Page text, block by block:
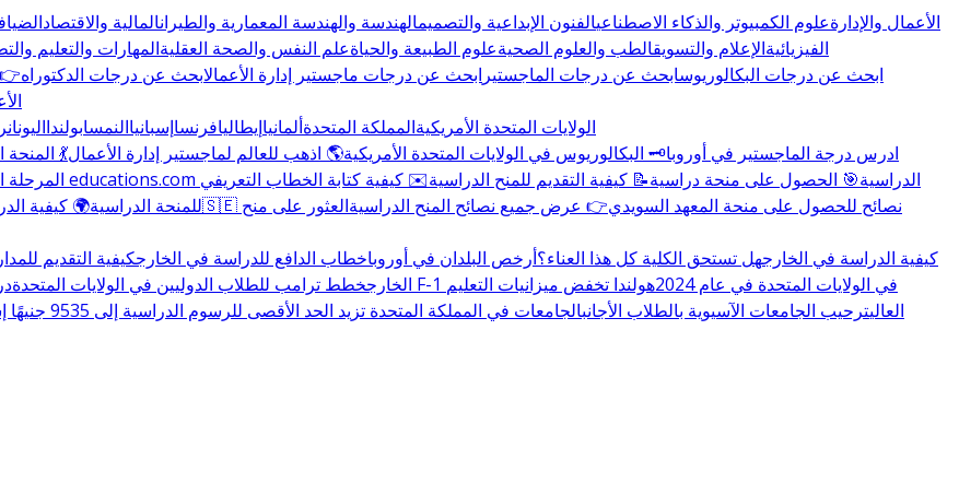
الأعمال والإدارةعلوم الكمبيوتر والذكاء الاصطناعيالفنون الإبداعية والتصميمالهندسة والهندسة المعمارية والطيرانالمالية والاقتصاد
الفيزيائيةالإعلام والتسويقالطب والعلوم الصحيةعلوم الطبيعة والحياةعلم النفس والصحة العقليةالمهارات والتعليم
ابحث عن درجات البكالوريوسابحث عن درجات الماجستير ابحث عن درجات ماجستير إدارة الأعمالابحث عن درجات الدكتوراه👉
الولايات المتحدة الأمريكيةالمملكة المتحدةألمانياإيطاليافرنساإسبانياالنمسابولندااليونان
🏛️ ادرس درجة الماجستير في أوروبا🗝️ البكالوريوس في الولايات المتحدة الأمريكية🌎 اذهب للعالم لماجستير إدارة الأعمال💃
المرحلة
👉 المزيد عن منح educations.com الدراسية🎯 الحصول على منحة دراسية📝 كيفية التقديم للمنح الدراسية✉️ كيفية كتابة الخطاب التعريفي
للمنحة الدراسية🌍 كيفية 🇸🇪 نصائح للحصول على منحة المعهد السويدي👉 عرض جميع نصائح المنح الدراسيةالعثور على منح
كيفية الدراسة في الخارجهل تستحق الكلية كل هذا العناء؟أرخص البلدان في أوروباخطاب الدافع للدراسة في الخارجكيفية التقديم
الخارجخطط ترامب للطلاب الدوليين في الولايات المتحدة تغييرات سياسة تأشيرة F-1 في الولايات المتحدة في عام 2024
هولندا تخفض ميزانيات التعليم
العاليترحيب الجامعات الآسيوية بالطلاب الأجانبالجامعات في المملكة المتحدة تزيد الحد الأقصى للرسوم الدراسية إلى 9535 جنيهًا إسترلينيًا